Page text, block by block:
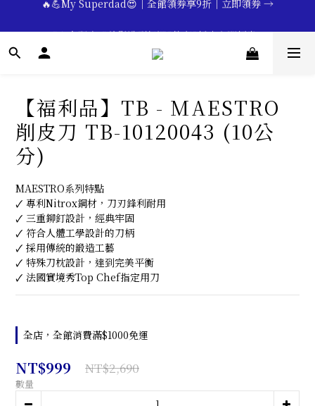
💕七夕限定💕美髮造型任選2件享9折｜立即領券 →
一分鐘登錄保固 | 買得安心又放心🔥▸▸
【福利品】TB - MAESTRO
削皮刀 TB-10120043 (10公
分)
MAESTRO系列特點
🗸 專利Nitrox鋼材，刀刃鋒利耐用
🗸 三重鉚釘設計，經典牢固
🗸 符合人體工學設計的刀柄
🗸 採用傳統的鍛造工藝
🗸 特殊刀枕設計，達到完美平衡
🗸 法國實境秀Top Chef指定用刀
全店，全館消費滿$1000免運
NT$999 NT$2,690
數量